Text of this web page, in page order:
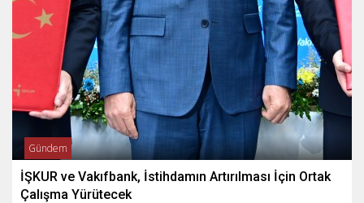
Gündem
İŞKUR ve Vakıfbank, İstihdamın Artırılması İçin Ortak
Çalışma Yürütecek